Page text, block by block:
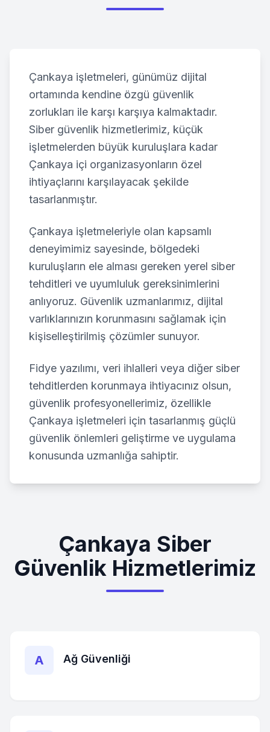
Çankaya işletmeleri, günümüz dijital
ortamında kendine özgü güvenlik
zorlukları ile karşı karşıya kalmaktadır.
Siber güvenlik hizmetlerimiz, küçük
işletmelerden büyük kuruluşlara kadar
Çankaya içi organizasyonların özel
ihtiyaçlarını karşılayacak şekilde
tasarlanmıştır.
Çankaya işletmeleriyle olan kapsamlı
deneyimimiz sayesinde, bölgedeki
kuruluşların ele alması gereken yerel siber
tehditleri ve uyumluluk gereksinimlerini
anlıyoruz. Güvenlik uzmanlarımız, dijital
varlıklarınızın korunmasını sağlamak için
kişiselleştirilmiş çözümler sunuyor.
Fidye yazılımı, veri ihlalleri veya diğer siber
tehditlerden korunmaya ihtiyacınız olsun,
güvenlik profesyonellerimiz, özellikle
Çankaya işletmeleri için tasarlanmış güçlü
güvenlik önlemleri geliştirme ve uygulama
konusunda uzmanlığa sahiptir.
Çankaya Siber
Güvenlik Hizmetlerimiz
A Ağ Güvenliği